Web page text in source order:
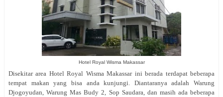
Hotel Royal Wisma Makassar
Disekitar area Hotel Royal Wisma Makassar ini berada terdapat beberapa
tempat makan yang bisa anda kunjungi. Diantaranya adalah Warung
Djogoyudan, Warung Mas Budy 2, Sop Saudara, dan masih ada beberapa